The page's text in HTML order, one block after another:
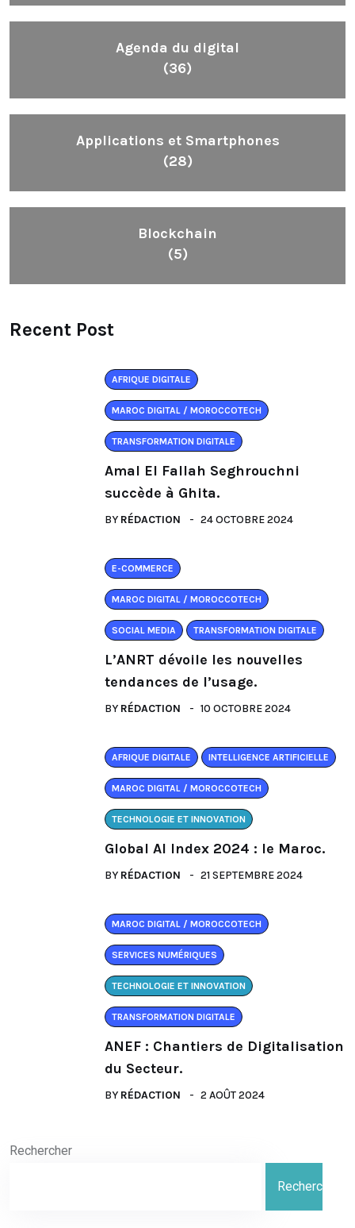
Agenda du digital
(36)
Applications et Smartphones
(28)
Blockchain
(5)
Recent Post
AFRIQUE DIGITALE
MAROC DIGITAL / MOROCCOTECH
TRANSFORMATION DIGITALE
Amal El Fallah Seghrouchni
succède à Ghita.
BY RÉDACTION 24 OCTOBRE 2024
E-COMMERCE
MAROC DIGITAL / MOROCCOTECH
SOCIAL MEDIA TRANSFORMATION DIGITALE
L’ANRT dévoile les nouvelles
tendances de l’usage.
BY RÉDACTION 10 OCTOBRE 2024
AFRIQUE DIGITALE INTELLIGENCE ARTIFICIELLE
MAROC DIGITAL / MOROCCOTECH
TECHNOLOGIE ET INNOVATION
Global AI Index 2024 : le Maroc.
BY RÉDACTION 21 SEPTEMBRE 2024
MAROC DIGITAL / MOROCCOTECH
SERVICES NUMÉRIQUES
TECHNOLOGIE ET INNOVATION
TRANSFORMATION DIGITALE
ANEF : Chantiers de Digitalisation
du Secteur.
BY RÉDACTION 2 AOÛT 2024
Rechercher
Rechercher